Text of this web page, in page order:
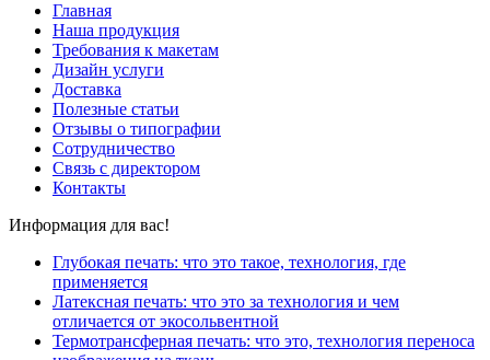
Главная
Наша продукция
Требования к макетам
Дизайн услуги
Доставка
Полезные статьи
Отзывы о типографии
Сотрудничество
Связь с директором
Контакты
Информация для вас!
Глубокая печать: что это такое, технология, где
применяется
Латексная печать: что это за технология и чем
отличается от экосольвентной
Термотрансферная печать: что это, технология переноса